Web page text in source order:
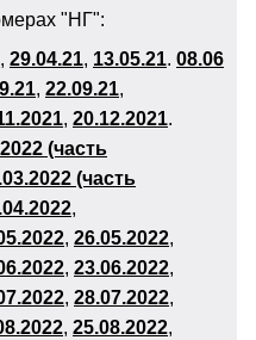
"НГ":
, 29.04.21, 13.05.21. 08.06
, 22.09.21,
1, 20.12.2021.
(часть
(часть
.04.2022,
, 26.05.2022,
, 23.06.2022,
, 28.07.2022,
, 25.08.2022,